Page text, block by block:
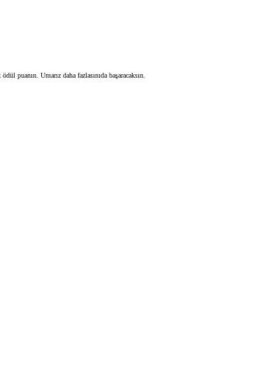
puanın. Umarız daha fazlasınıda başaracaksın.